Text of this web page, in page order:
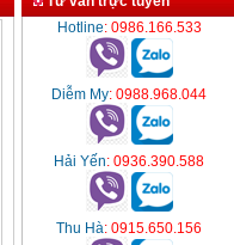
Hotline: 0986.166.533
Diễm My: 0988.968.044
Hải Yến: 0936.390.588
Thu Hà: 0915.650.156